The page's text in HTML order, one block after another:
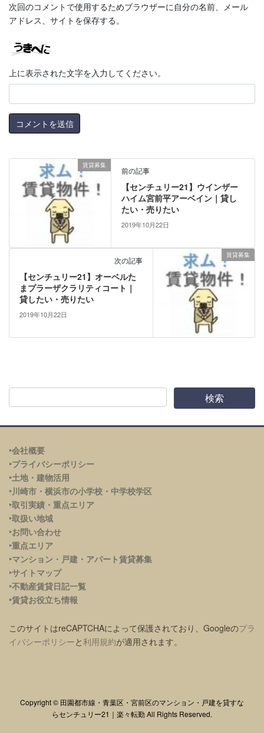
次回のコメントで使用するためブラウザーに自分の名前、メール
アドレス、サイトを保存する。
上に表示された文字を入力してください。
賃貸募集
前の記事
【センチュリー21】ウインザー
ハイム宮前平アーベイン｜貸し
たい・売りたい
2019年10月22日
賃貸募集
次の記事
【センチュリー21】オーベルた
まプラーザクラリティコート｜
貸したい・売りたい
2019年10月22日
‣会社概要
‣プライバシーポリシー
‣土地・建物活用
‣川崎市・横浜市の小学校・中学校学区
‣取引実績・重点エリア
‣取扱い地域
‣お問い合わせ
‣重点エリア
‣マンション・戸建・アパート賃貸募集
‣サイトマップ
‣不動産賃貸日記一覧
‣賃貸お役立ち情報
このサイトはreCAPTCHAによって保護されており、Googleのプラ
イバシーポリシーと利用規約が適用されます。
Copyright © 田園都市線・青葉区・宮前区のマンション・戸建を貸すな
らセンチュリー21｜楽々転勤 All Rights Reserved.